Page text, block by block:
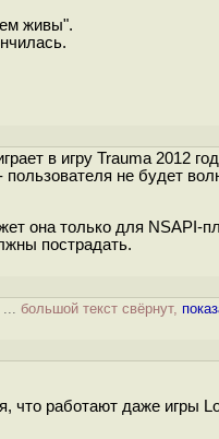
живы".
в игру Trauma 2012
не будет
она только для NSAPI-
пострадать.
... большой текст свёрнут,
что работают даже игры